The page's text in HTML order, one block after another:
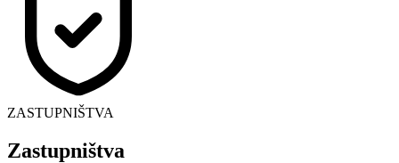
ZASTUPNIŠTVA
Zastupništva